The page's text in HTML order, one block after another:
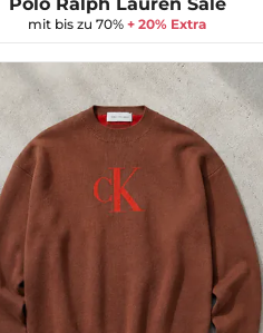
mit bis zu 70% + 20% Extra